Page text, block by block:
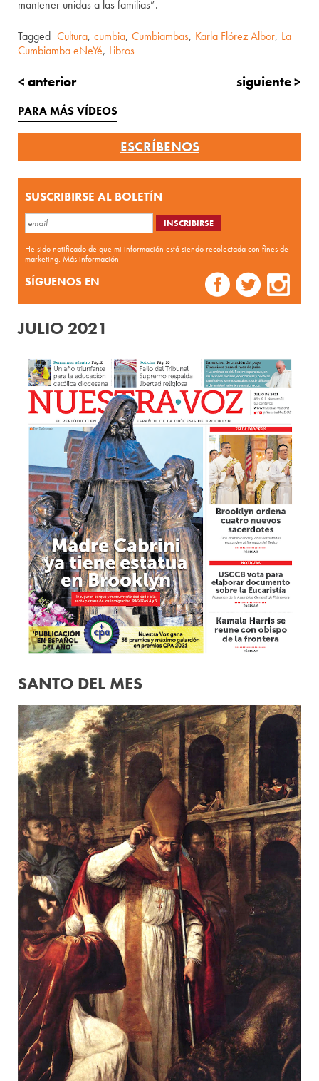
mantener unidas a las familias”.
Tagged Cultura, cumbia, Cumbiambas, Karla Flórez Albor, La
Cumbiamba eNeYé, Libros
< anterior siguiente >
PARA MÁS VÍDEOS
ESCRÍBENOS
SUSCRIBIRSE AL BOLETÍN
He sido notificado de que mi información está siendo recolectada con fines de
marketing.Más información
SÍGUENOS EN
JULIO 2021
SANTO DEL MES